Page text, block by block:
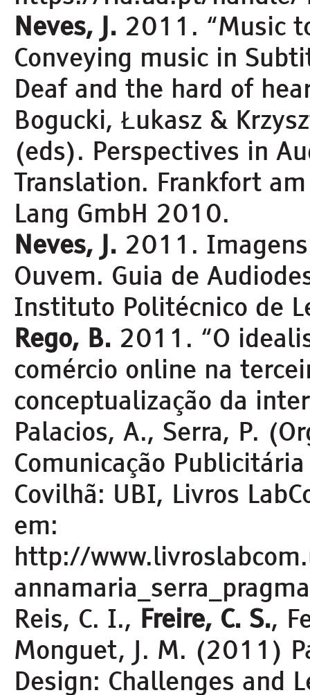
Neves, J. 2011. “Music
Conveying music in
Deaf and the hard of
Bogucki, Łukasz &
(eds). Perspectives in
Translation. Frankfort
Lang GmbH 2010.
Neves, J. 2011.
Ouvem. Guia de
Instituto Politécnico de
Rego, B. 2011. “O
comércio online na
conceptualização da
Palacios, A., Serra, P.
Comunicação
Covilhã: UBI, Livros
em:
http://
Reis, C. I., Freire, C. S.,
Monguet, J. M. (2011)
Design: Challenges and